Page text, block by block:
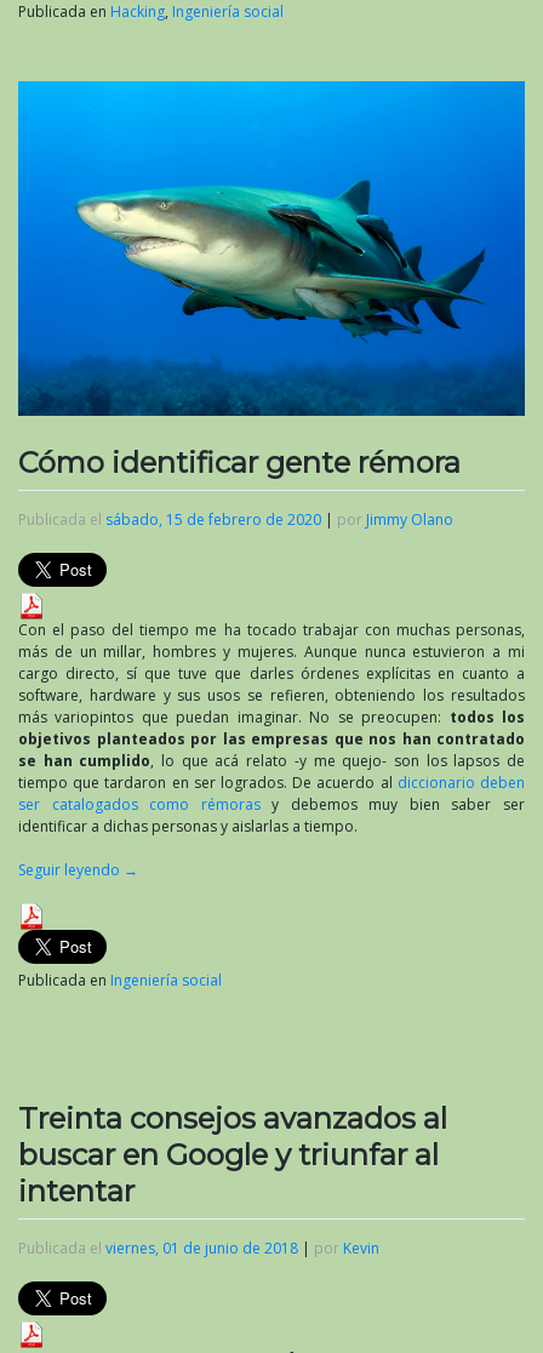
Publicada en Hacking, Ingeniería social
Cómo identificar gente rémora
Publicada el sábado, 15 de febrero de 2020 | por Jimmy Olano
Con el paso del tiempo me ha tocado trabajar con muchas personas,
más de un millar, hombres y mujeres. Aunque nunca estuvieron a mi
cargo directo, sí que tuve que darles órdenes explícitas en cuanto a
software, hardware y sus usos se refieren, obteniendo los resultados
más variopintos que puedan imaginar. No se preocupen: todos los
objetivos planteados por las empresas que nos han contratado
se han cumplido, lo que acá relato -y me quejo- son los lapsos de
tiempo que tardaron en ser logrados. De acuerdo al diccionario deben
ser catalogados como rémorasy debemos muy bien saber ser
identificar a dichas personas y aislarlas a tiempo.
Seguir leyendo →
Publicada en Ingeniería social
Treinta consejos avanzados al
buscar en Google y triunfar al
intentar
Publicada el viernes, 01 de junio de 2018 | por Kevin